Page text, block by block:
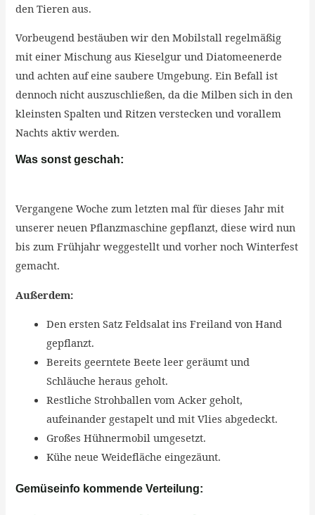
den Tieren aus.
Vorbeugend bestäuben wir den Mobilstall regelmäßig
mit einer Mischung aus Kieselgur und Diatomeenerde
und achten auf eine saubere Umgebung. Ein Befall ist
dennoch nicht auszuschließen, da die Milben sich in den
kleinsten Spalten und Ritzen verstecken und vorallem
Nachts aktiv werden.
Was sonst geschah:
Vergangene Woche zum letzten mal für dieses Jahr mit
unserer neuen Pflanzmaschine gepflanzt, diese wird nun
bis zum Frühjahr weggestellt und vorher noch Winterfest
gemacht.
Außerdem:
Den ersten Satz Feldsalat ins Freiland von Hand
gepflanzt.
Bereits geerntete Beete leer geräumt und
Schläuche heraus geholt.
Restliche Strohballen vom Acker geholt,
aufeinander gestapelt und mit Vlies abgedeckt.
Großes Hühnermobil umgesetzt.
Kühe neue Weidefläche eingezäunt.
Gemüseinfo kommende Verteilung: